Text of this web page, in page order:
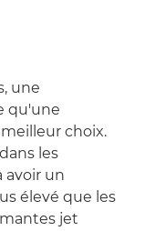
une
qu'une
choix.
les
avoir un
élevé que les
jet